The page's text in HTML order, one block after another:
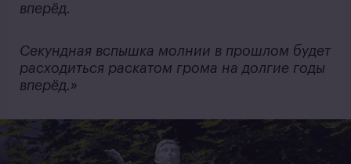
вперёд.
Секундная вспышка молнии в прошлом будет
расходиться раскатом грома на долгие годы
вперёд.»